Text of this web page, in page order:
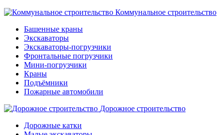
Коммунальное строительство
Башенные краны
Экскаваторы
Экскаваторы-погрузчики
Фронтальные погрузчики
Мини-погрузчики
Краны
Подъёмники
Пожарные автомобили
Дорожное строительство
Дорожные катки